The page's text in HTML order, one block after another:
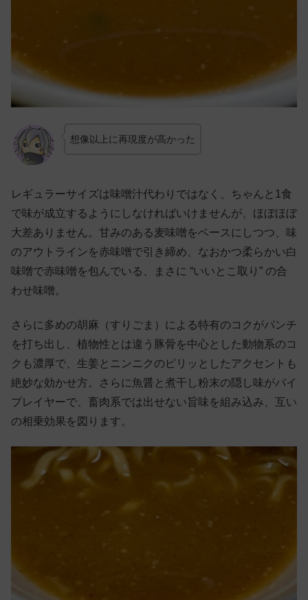
想像以上に再現度が高かった
レギュラーサイズは味噌汁代わりではなく、ちゃんと1食
で味が成立するようにしなければいけませんが、ほぼほぼ
大差ありません。甘みのある麦味噌をベースにしつつ、味
のアウトラインを赤味噌で引き締め、なおかつ柔らかい白
味噌で赤味噌を包んでいる、まさに “いいとこ取り” の合
わせ味噌。
さらに多めの胡麻（すりごま）による特有のコクがパンチ
を打ち出し、植物性とは違う豚骨を中心とした動物系のコ
クも濃厚で、生姜とニンニクのピリッとしたアクセントも
絶妙な効かせ方。さらに魚醤と煮干し粉末の隠し味がバイ
プレイヤーで、畜肉系では出せない旨味を組み込み、互い
の相乗効果を図ります。